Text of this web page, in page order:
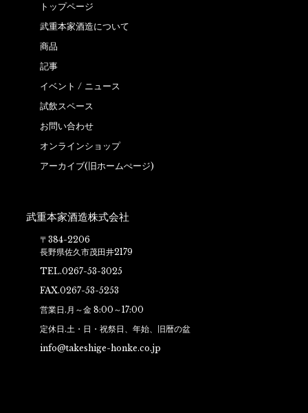
トップページ
武重本家酒造について
商品
記事
イベント / ニュース
試飲スペース
お問い合わせ
オンラインショップ
アーカイブ(旧ホームぺージ)
武重本家酒造株式会社
〒384-2206
長野県佐久市茂田井2179
TEL.0267-53-3025
FAX.0267-53-5253
営業日.月～金 8:00～17:00
定休日.土・日・祝祭日、年始、旧暦の盆
info@takeshige-honke.co.jp